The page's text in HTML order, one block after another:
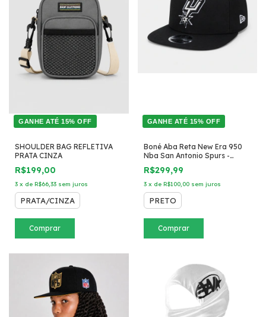
GANHE ATÉ 15% OFF
SHOULDER BAG REFLETIVA
PRATA CINZA
R$199,00
3 x de R$66,33 sem juros
PRATA/CINZA
Comprar
GANHE ATÉ 15% OFF
Boné Aba Reta New Era 950
Nba San Antonio Spurs -
Snapback
R$299,99
3 x de R$100,00 sem juros
PRETO
Comprar